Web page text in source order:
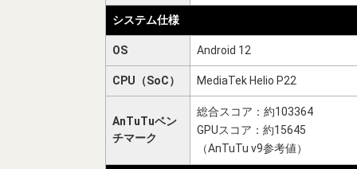
システム仕様
OS Android 12
CPU（SoC） MediaTek Helio P22
AnTuTuベン
チマーク
総合スコア：約103364
GPUスコア：約15645
（AnTuTu v9参考値）